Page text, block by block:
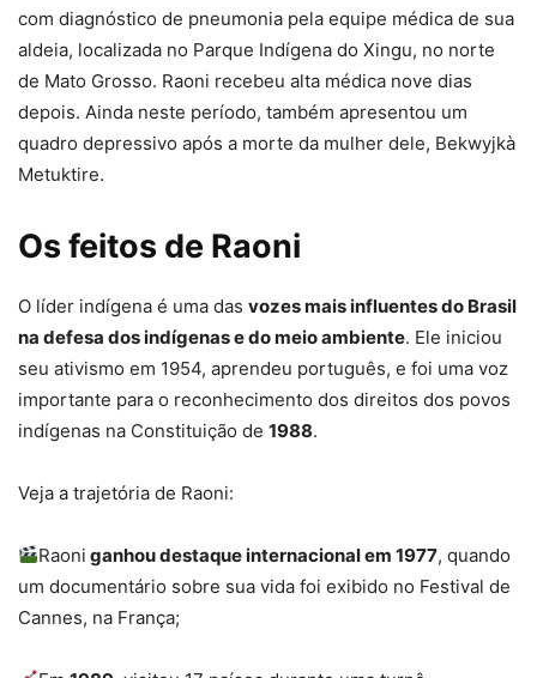
com diagnóstico de pneumonia pela equipe médica de sua
aldeia, localizada no Parque Indígena do Xingu, no norte
de Mato Grosso. Raoni recebeu alta médica nove dias
depois. Ainda neste período, também apresentou um
quadro depressivo após a morte da mulher dele, Bekwyjkà
Metuktire.
Os feitos de Raoni
O líder indígena é uma das vozes mais influentes do Brasil
na defesa dos indígenas e do meio ambiente. Ele iniciou
seu ativismo em 1954, aprendeu português, e foi uma voz
importante para o reconhecimento dos direitos dos povos
indígenas na Constituição de 1988.
Veja a trajetória de Raoni:
Raoni ganhou destaque internacional em 1977, quando
um documentário sobre sua vida foi exibido no Festival de
Cannes, na França;